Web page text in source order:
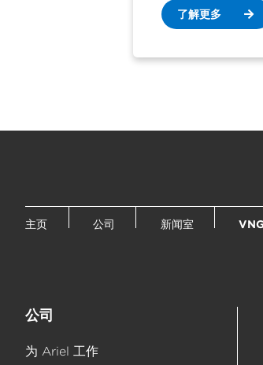
了解更多
主页 公司 新闻室
公司
为 Ariel 工作